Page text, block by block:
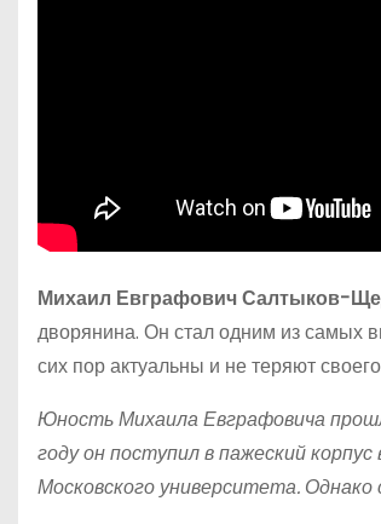
Михаил Евграфович Салтыков-
дворянина. Он стал одним из самых
сих пор актуальны и не теряют
Юность Михаила Евграфовича
году он поступил в пажеский
Московского университета.